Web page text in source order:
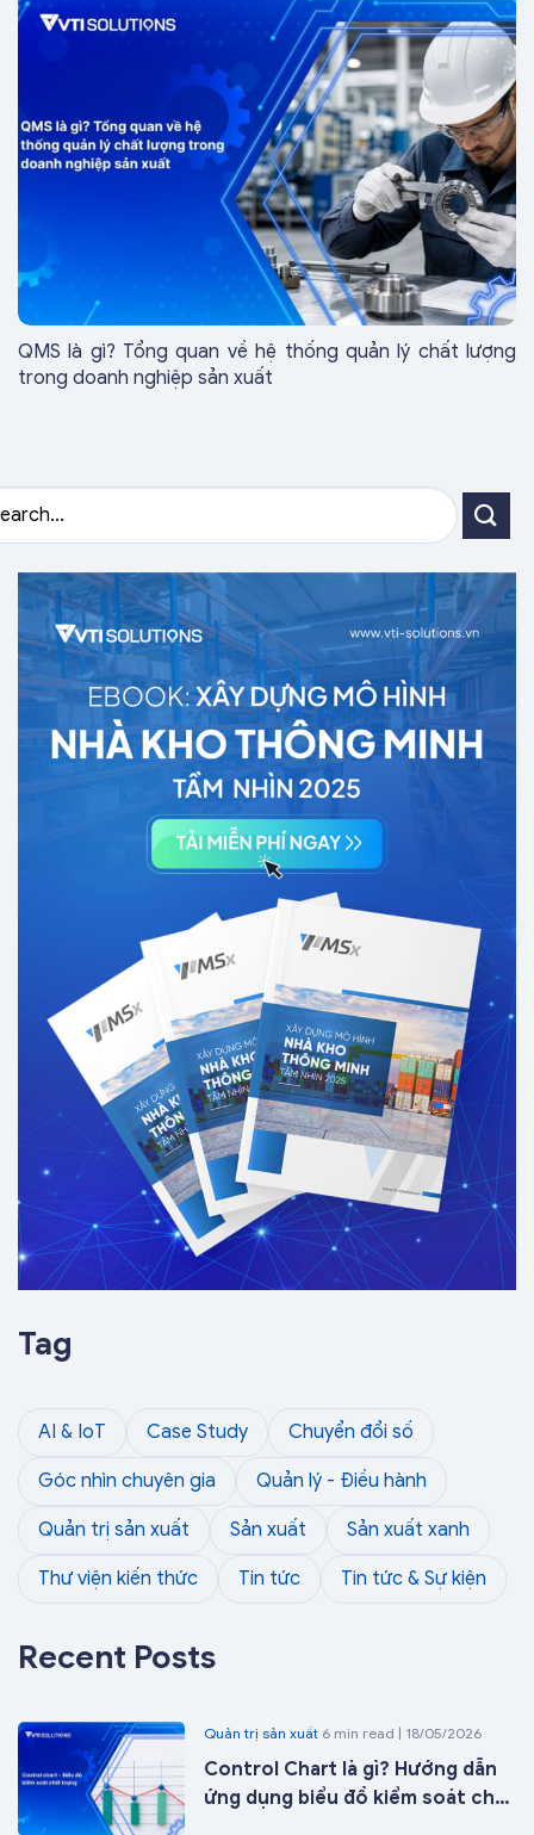
QMS là gì? Tổng quan về hệ thống quản lý chất lượng
trong doanh nghiệp sản xuất
Tag
AI & IoT Case Study Chuyển đổi số
Góc nhìn chuyên gia Quản lý - Điều hành
Quản trị sản xuất Sản xuất Sản xuất xanh
Thư viện kiến thức Tin tức Tin tức & Sự kiện
Recent Posts
Quản trị sản xuất 6 min read | 18/05/2026
Control Chart là gì? Hướng dẫn
ứng dụng biểu đồ kiểm soát chất